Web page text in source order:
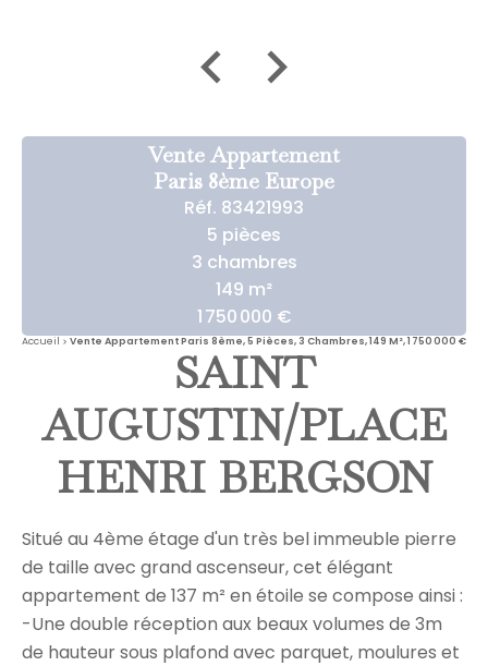
Vente Appartement
Paris 8ème Europe
Réf. 83421993
5 pièces
3 chambres
149 m²
1 750 000 €
Accueil Vente Appartement Paris 8ème, 5 Pièces, 3 Chambres, 149 M², 1 750 000 €
SAINT
AUGUSTIN/PLACE
HENRI BERGSON
Situé au 4ème étage d'un très bel immeuble pierre
de taille avec grand ascenseur, cet élégant
appartement de 137 m² en étoile se compose ainsi :
-Une double réception aux beaux volumes de 3m
de hauteur sous plafond avec parquet, moulures et